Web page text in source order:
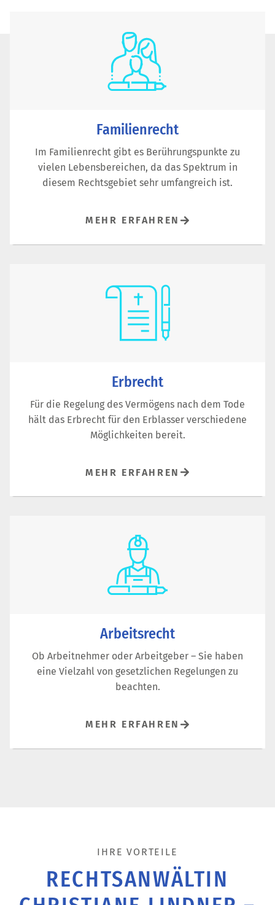
Familienrecht
Im Familienrecht gibt es Berührungspunkte zu
vielen Lebensbereichen, da das Spektrum in
diesem Rechtsgebiet sehr umfangreich ist.
MEHR ERFAHREN
Erbrecht
Für die Regelung des Vermögens nach dem Tode
hält das Erbrecht für den Erblasser verschiedene
Möglichkeiten bereit.
MEHR ERFAHREN
Arbeitsrecht
Ob Arbeitnehmer oder Arbeitgeber – Sie haben
eine Vielzahl von gesetzlichen Regelungen zu
beachten.
MEHR ERFAHREN
IHRE VORTEILE
RECHTSANWÄLTIN